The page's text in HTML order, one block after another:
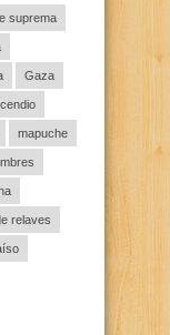
suprema
Gaza
mapuche
relaves